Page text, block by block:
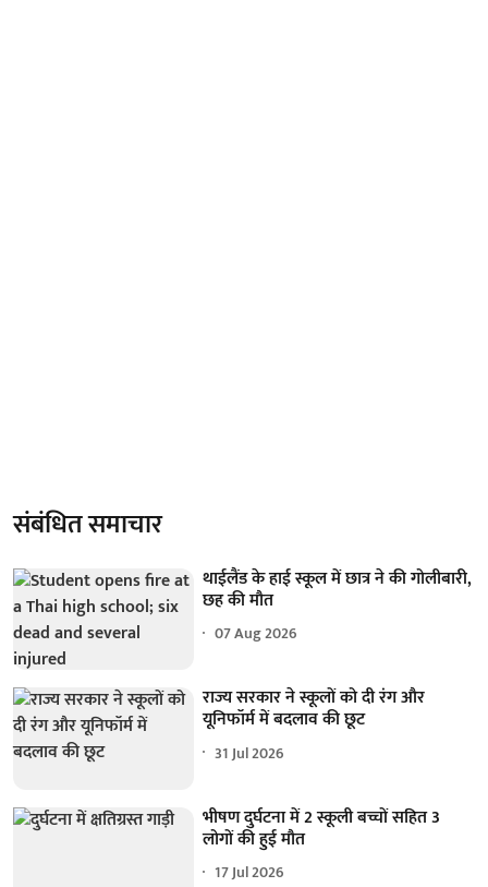
संबंधित समाचार
थाईलैंड के हाई स्कूल में छात्र ने की गोलीबारी,
छह की मौत
07 Aug 2026
राज्य सरकार ने स्कूलों को दी रंग और
यूनिफॉर्म में बदलाव की छूट
31 Jul 2026
भीषण दुर्घटना में 2 स्कूली बच्चों सहित 3
लोगों की हुई मौत
17 Jul 2026